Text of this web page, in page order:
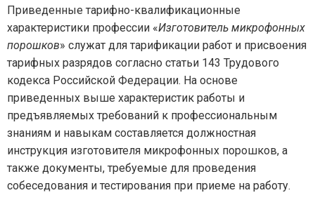
Приведенные тарифно-квалификационные
характеристики профессии «Изготовитель микрофонных
порошков» служат для тарификации работ и присвоения
тарифных разрядов согласно статьи 143 Трудового
кодекса Российской Федерации. На основе
приведенных выше характеристик работы и
предъявляемых требований к профессиональным
знаниям и навыкам составляется должностная
инструкция изготовителя микрофонных порошков, а
также документы, требуемые для проведения
собеседования и тестирования при приеме на работу.